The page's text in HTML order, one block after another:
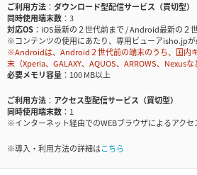
ご利用方法
ダウンロード型配信サービス（買切型）
同時使用端末数
3
対応OS
iOS最新の２世代前まで / Android最新の２
※コンテンツの使用にあたり、専用ビューアisho.jp
※Androidは、Android２世代前の端末のうち、国内
末（Xperia、GALAXY、AQUOS、ARROWS、Nexus
必要メモリ容量
100 MB以上
ご利用方法
アクセス型配信サービス（買切型）
同時使用端末数
1
※インターネット経由でのWEBブラウザによるアクセ
※導入・利用方法の詳細はこちら